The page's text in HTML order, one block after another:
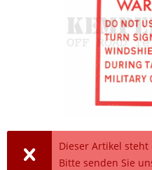
Dieser Artikel
Bitte senden Sie